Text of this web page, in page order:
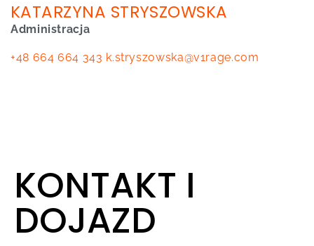
KATARZYNA STRYSZOWSKA
Administracja
+48 664 664 343 k.stryszowska@v1rage.com
KONTAKT I
DOJAZD